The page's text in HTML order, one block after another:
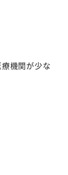
機関が少な